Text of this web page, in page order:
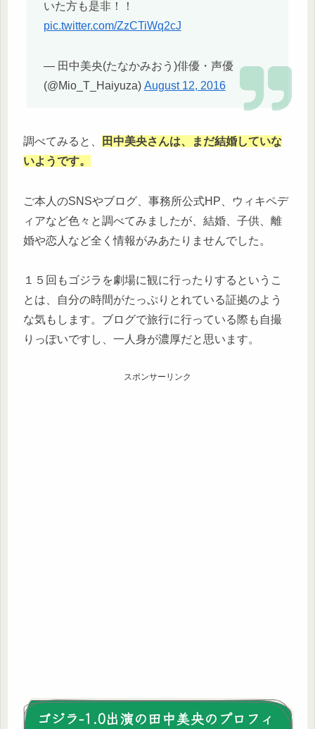
いた方も是非！！
pic.twitter.com/ZzCTiWq2cJ
— 田中美央(たなかみおう)俳優・声優
(@Mio_T_Haiyuza) August 12, 2016
調べてみると、
田中美央さんは、まだ結婚していな
いようです。
ご本人のSNSやブログ、事務所公式HP、ウィキペデ
ィアなど色々と調べてみましたが、結婚、子供、離
婚や恋人など全く情報がみあたりませんでした。
１５回もゴジラを劇場に観に行ったりするというこ
とは、自分の時間がたっぷりとれている証拠のよう
な気もします。ブログで旅行に行っている際も自撮
りっぽいですし、一人身が濃厚だと思います。
スポンサーリンク
ゴジラ-1.0出演の田中美央のプロフィ